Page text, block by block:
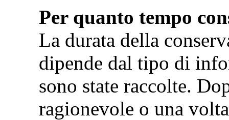
Per quanto tempo
La durata della
dipende dal tipo di
sono state raccolte.
ragionevole o una